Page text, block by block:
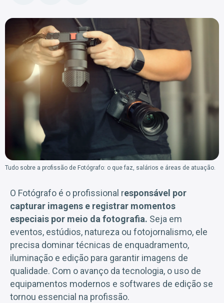
Tudo sobre a profissão de Fotógrafo: o que faz, salários e áreas de atuação.
O Fotógrafo é o profissional responsável por
capturar imagens e registrar momentos
especiais por meio da fotografia. Seja em
eventos, estúdios, natureza ou fotojornalismo, ele
precisa dominar técnicas de enquadramento,
iluminação e edição para garantir imagens de
qualidade. Com o avanço da tecnologia, o uso de
equipamentos modernos e softwares de edição se
tornou essencial na profissão.